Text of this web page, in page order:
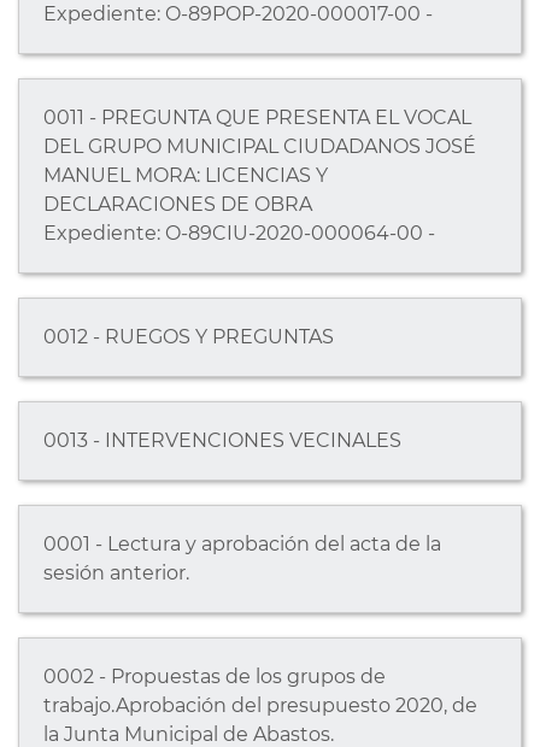
Expediente: O-89POP-2020-000017-00 -
0011 - PREGUNTA QUE PRESENTA EL VOCAL
DEL GRUPO MUNICIPAL CIUDADANOS JOSÉ
MANUEL MORA: LICENCIAS Y
DECLARACIONES DE OBRA
Expediente: O-89CIU-2020-000064-00 -
0012 - RUEGOS Y PREGUNTAS
0013 - INTERVENCIONES VECINALES
0001 - Lectura y aprobación del acta de la
sesión anterior.
0002 - Propuestas de los grupos de
trabajo.Aprobación del presupuesto 2020, de
la Junta Municipal de Abastos.